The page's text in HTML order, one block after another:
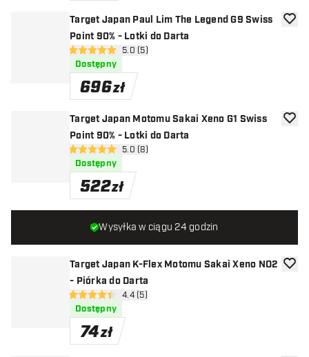
Target Japan Paul Lim The Legend G9 Swiss
Point 90% - Lotki do Darta
otwórz panel recenzji
5 gwiazdki oceny5.0 (5)
Dostępny
696zł
Target Japan Motomu Sakai Xeno G1 Swiss
Point 90% - Lotki do Darta
otwórz panel recenzji
5 gwiazdki oceny5.0 (8)
Dostępny
522zł
Target Japan K-Flex Motomu Sakai Xeno NO2
- Piórka do Darta
otwórz panel recenzji
4.4 gwiazdki oceny
4.4 (5)
Dostępny
74zł
Wysyłka w ciągu 24 godzin